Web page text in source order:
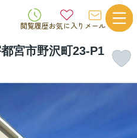
閲覧履歴お気に入り メール
宮市野沢町23-P1